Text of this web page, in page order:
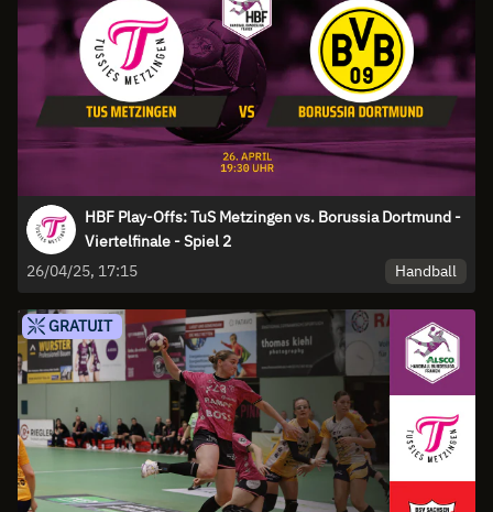
HBF Play-Offs: TuS Metzingen vs. Borussia Dortmund -
Viertelfinale - Spiel 2
26/04/25, 17:15
Handball
GRATUIT